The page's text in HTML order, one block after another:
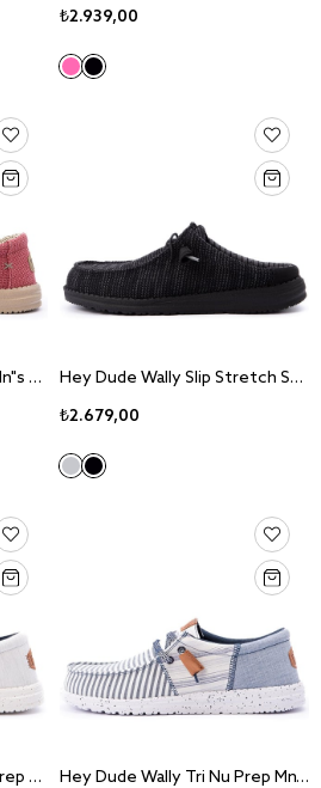
₺2.939,00
Hey Dude Wally Brailded Mn"s Pompeian Red Sneaker Ayakkabı 40003-6VP
Hey Dude Wally Slip Stretch Sox Mn"s Black Sneaker Ayakkabı 43103-001
₺2.679,00
Hey Dude Wally Funk Nu Prep Mn"s Princess Blue Sneaker Ayakkabı 43126-4US Hey Dude Wally Tri Nu Prep Mn"s Sargasso Blue/White Sneaker Ayakkabı 43142-4UA